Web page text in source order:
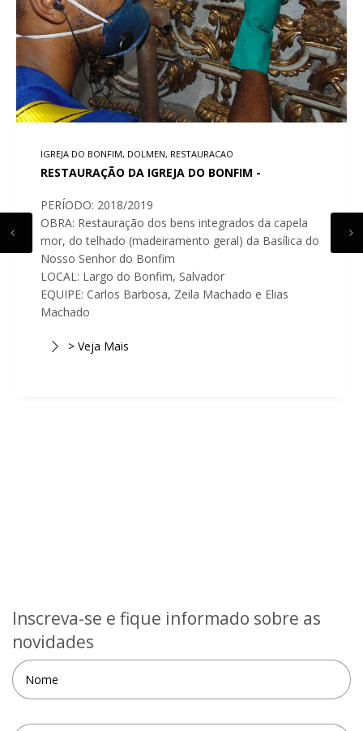
IGREJA DO BONFIM, DOLMEN, RESTAURACAO
RESTAURAÇÃO DA IGREJA DO BONFIM -
PERÍODO: 2018/2019
OBRA: Restauração dos bens integrados da capela
mor, do telhado (madeiramento geral) da Basílica do
Nosso Senhor do Bonfim
LOCAL: Largo do Bonfim, Salvador
EQUIPE: Carlos Barbosa, Zeila Machado e Elias
Machado
> Veja Mais
Inscreva-se e fique informado sobre as
novidades